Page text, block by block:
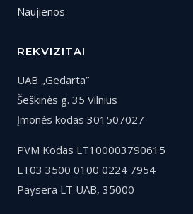
Naujienos
REKVIZITAI
UAB „Gedarta”
Šeškinės g. 35 Vilnius
Įmonės kodas 301507027
PVM Kodas LT100003790615
LT03 3500 0100 0224 7954
Paysera LT UAB, 35000